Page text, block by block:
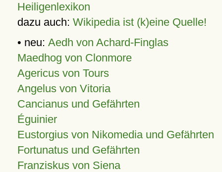
Heiligenlexikon
dazu auch: Wikipedia ist (k)eine Quelle!
• neu: Aedh von Achard-Finglas
Maedhog von Clonmore
Agericus von Tours
Angelus von Vitoria
Cancianus und Gefährten
Éguinier
Eustorgius von Nikomedia und Gefährten
Fortunatus und Gefährten
Franziskus von Siena